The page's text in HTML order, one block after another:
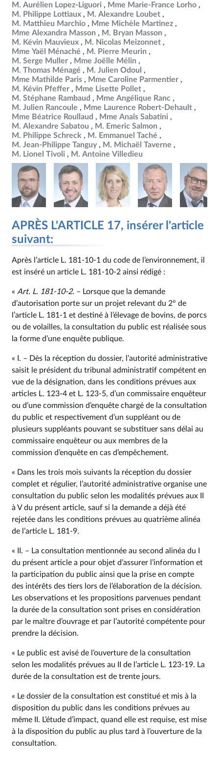
M. Aurélien Lopez-Liguori
Mme Marie-France Lorho
M. Philippe Lottiaux
M. Alexandre Loubet
M. Matthieu Marchio
Mme Michèle Martinez
Mme Alexandra Masson
M. Bryan Masson
M. Kévin Mauvieux
M. Nicolas Meizonnet
Mme Yaël Ménaché
M. Pierre Meurin
M. Serge Muller
Mme Joëlle Mélin
M. Thomas Ménagé
M. Julien Odoul
Mme Mathilde Paris
Mme Caroline Parmentier
M. Kévin Pfeffer
Mme Lisette Pollet
M. Stéphane Rambaud
Mme Angélique Ranc
M. Julien Rancoule
Mme Laurence Robert-Dehault
Mme Béatrice Roullaud
Mme Anaïs Sabatini
M. Alexandre Sabatou
M. Emeric Salmon
M. Philippe Schreck
M. Emmanuel Taché
M. Jean-Philippe Tanguy
M. Michaël Taverne
M. Lionel Tivoli
M. Antoine Villedieu
APRÈS L'ARTICLE 17, insérer l'article
suivant:
Après l’article L. 181‑10‑1 du code de l’environnement, il
est inséré un article L. 181‑10‑2 ainsi rédigé :
« Art. L. 181‑10‑2. – Lorsque que la demande
d’autorisation porte sur un projet relevant du 2° de
l’article L. 181‑1 et destiné à l’élevage de bovins, de porcs
ou de volailles, la consultation du public est réalisée sous
la forme d’une enquête publique.
« I. – Dès la réception du dossier, l’autorité administrative
saisit le président du tribunal administratif compétent en
vue de la désignation, dans les conditions prévues aux
articles L. 123‑4 et L. 123‑5, d’un commissaire enquêteur
ou d’une commission d’enquête chargé de la consultation
du public et respectivement d’un suppléant ou de
plusieurs suppléants pouvant se substituer sans délai au
commissaire enquêteur ou aux membres de la
commission d’enquête en cas d’empêchement.
« Dans les trois mois suivants la réception du dossier
complet et régulier, l’autorité administrative organise une
consultation du public selon les modalités prévues aux II
à V du présent article, sauf si la demande a déjà été
rejetée dans les conditions prévues au quatrième alinéa
de l’article L. 181‑9.
« II. – La consultation mentionnée au second alinéa du I
du présent article a pour objet d’assurer l’information et
la participation du public ainsi que la prise en compte
des intérêts des tiers lors de l’élaboration de la décision.
Les observations et les propositions parvenues pendant
la durée de la consultation sont prises en considération
par le maître d’ouvrage et par l’autorité compétente pour
prendre la décision.
« Le public est avisé de l’ouverture de la consultation
selon les modalités prévues au II de l’article L. 123‑19. La
durée de la consultation est de trente jours.
« Le dossier de la consultation est constitué et mis à la
disposition du public dans les conditions prévues au
même II. L’étude d’impact, quand elle est requise, est mise
à la disposition du public au plus tard à l’ouverture de la
consultation.